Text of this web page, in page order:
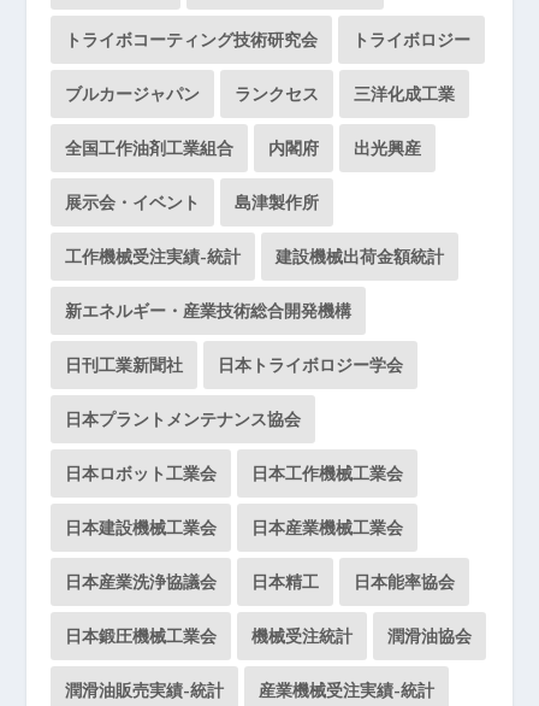
トライボコーティング技術研究会 トライボロジー
ブルカージャパン ランクセス 三洋化成工業
全国工作油剤工業組合 内閣府 出光興産
展示会・イベント 島津製作所
工作機械受注実績-統計 建設機械出荷金額統計
新エネルギー・産業技術総合開発機構
日刊工業新聞社 日本トライボロジー学会
日本プラントメンテナンス協会
日本ロボット工業会 日本工作機械工業会
日本建設機械工業会 日本産業機械工業会
日本産業洗浄協議会 日本精工 日本能率協会
日本鍛圧機械工業会 機械受注統計 潤滑油協会
潤滑油販売実績-統計 産業機械受注実績-統計